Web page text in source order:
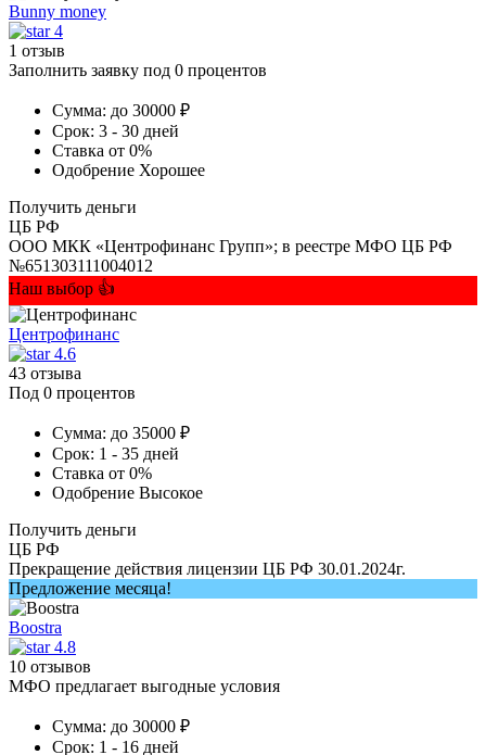
Bunny money
4
1 отзыв
Заполнить заявку под 0 процентов
Сумма: до 30000 ₽
Срок: 3 - 30 дней
Ставка от 0%
Одобрение Хорошее
Получить деньги
ЦБ РФ
ООО МКК «Центрофинанс Групп»; в реестре МФО ЦБ РФ
№651303111004012
Наш выбор 👍
Центрофинанс
4.6
43 отзыва
Под 0 процентов
Сумма: до 35000 ₽
Срок: 1 - 35 дней
Ставка от 0%
Одобрение Высокое
Получить деньги
ЦБ РФ
Прекращение действия лицензии ЦБ РФ 30.01.2024г.
Предложение месяца!
Boostra
4.8
10 отзывов
МФО предлагает выгодные условия
Сумма: до 30000 ₽
Срок: 1 - 16 дней